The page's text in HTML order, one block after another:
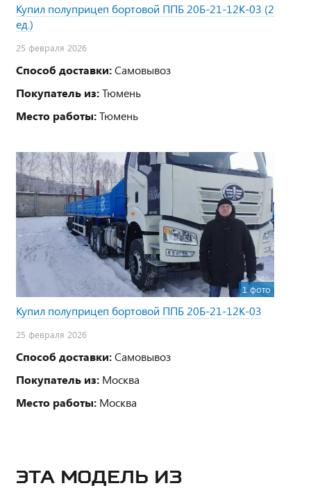
Купил полуприцеп бортовой ППБ 20Б-21-12К-03 (2
ед.)
25 февраля 2026
Способ доставки:Самовывоз
Покупатель из:Тюмень
Место работы:Тюмень
1 фото
Купил полуприцеп бортовой ППБ 20Б-21-12К-03
25 февраля 2026
Способ доставки:Самовывоз
Покупатель из: Москва
Место работы: Москва
ЭТА МОДЕЛЬ ИЗ